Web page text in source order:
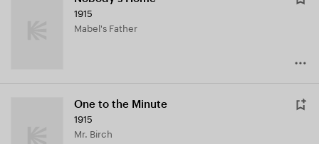
1915
Mabel's Father
One to the Minute
1915
Mr. Birch